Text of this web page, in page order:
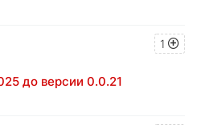
1
до версии 0.0.21